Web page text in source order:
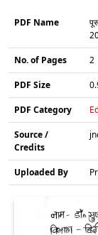
PDF Name
No. of Pages 2
PDF Size
PDF Category
Source /
Credits
Uploaded By